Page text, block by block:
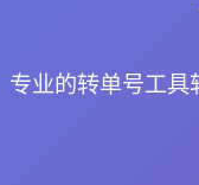
专业的转单号工